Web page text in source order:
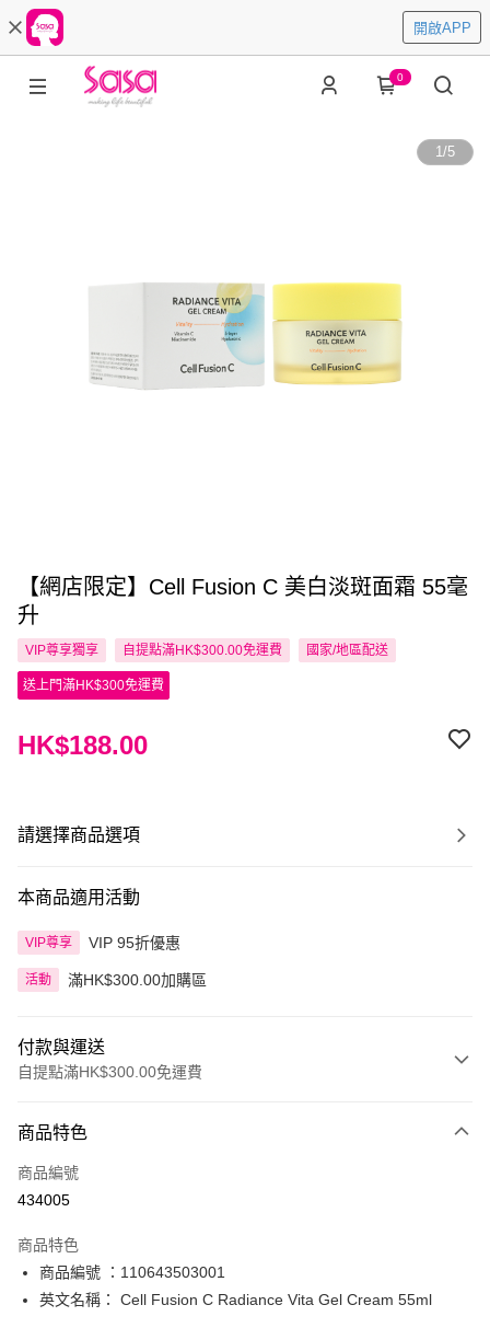
開啟APP
0
1/5
【網店限定】Cell Fusion C 美白淡斑面霜 55毫
升
VIP尊享獨享 自提點滿HK$300.00免運費 國家/地區配送
送上門滿HK$300免運費
HK$188.00
請選擇商品選項
本商品適用活動
VIP尊享 VIP 95折優惠
活動 滿HK$300.00加購區
付款與運送
自提點滿HK$300.00免運費
信用卡
Apple Pay
PayMe
WeChat Pay
商品特色
商品編號
434005
商品特色
商品編號 ：110643503001
英文名稱： Cell Fusion C Radiance Vita Gel Cream 55ml